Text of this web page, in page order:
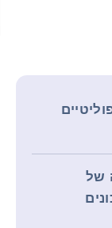
של